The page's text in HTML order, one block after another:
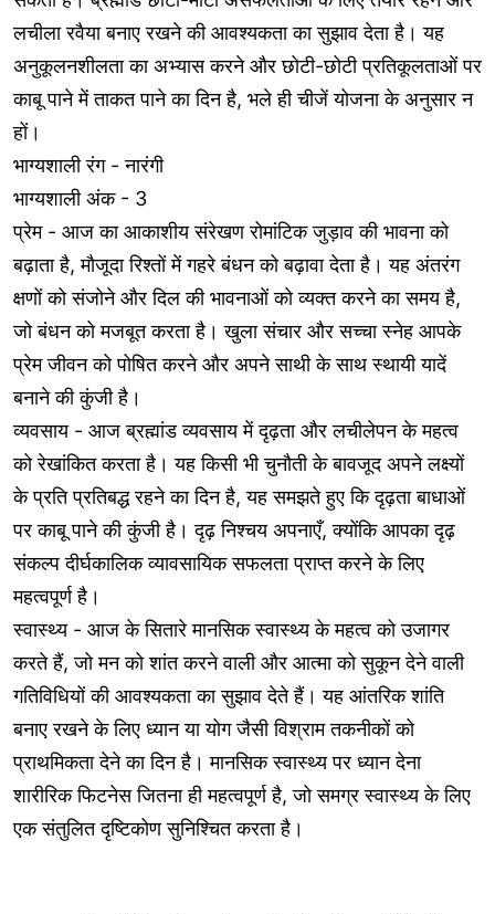
लचीला रवैया बनाए रखने की आवश्यकता का सुझाव देता है। यह
अनुकूलनशीलता का अभ्यास करने और छोटी-छोटी प्रतिकूलताओं पर
काबू पाने में ताकत पाने का दिन है, भले ही चीजें योजना के अनुसार न
हों।
भाग्यशाली रंग - नारंगी
भाग्यशाली अंक - 3
प्रेम - आज का आकाशीय संरेखण रोमांटिक जुड़ाव की भावना को
बढ़ाता है, मौजूदा रिश्तों में गहरे बंधन को बढ़ावा देता है। यह अंतरंग
क्षणों को संजोने और दिल की भावनाओं को व्यक्त करने का समय है,
जो बंधन को मजबूत करता है। खुला संचार और सच्चा स्नेह आपके
प्रेम जीवन को पोषित करने और अपने साथी के साथ स्थायी यादें
बनाने की कुंजी है।
व्यवसाय - आज ब्रह्मांड व्यवसाय में दृढ़ता और लचीलेपन के महत्व
को रेखांकित करता है। यह किसी भी चुनौती के बावजूद अपने लक्ष्यों
के प्रति प्रतिबद्ध रहने का दिन है, यह समझते हुए कि दृढ़ता बाधाओं
पर काबू पाने की कुंजी है। दृढ़ निश्चय अपनाएँ, क्योंकि आपका दृढ़
संकल्प दीर्घकालिक व्यावसायिक सफलता प्राप्त करने के लिए
महत्वपूर्ण है।
स्वास्थ्य - आज के सितारे मानसिक स्वास्थ्य के महत्व को उजागर
करते हैं, जो मन को शांत करने वाली और आत्मा को सुकून देने वाली
गतिविधियों की आवश्यकता का सुझाव देते हैं। यह आंतरिक शांति
बनाए रखने के लिए ध्यान या योग जैसी विश्राम तकनीकों को
प्राथमिकता देने का दिन है। मानसिक स्वास्थ्य पर ध्यान देना
शारीरिक फिटनेस जितना ही महत्वपूर्ण है, जो समग्र स्वास्थ्य के लिए
एक संतुलित दृष्टिकोण सुनिश्चित करता है।